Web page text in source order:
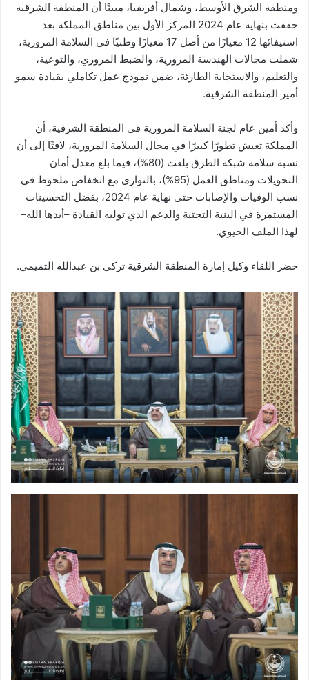
ومنطقة الشرق الأوسط، وشمال أفريقيا، مبينًا أن المنطقة الشرقية
حققت بنهاية عام 2024 المركز الأول بين مناطق المملكة بعد
استيفائها 12 معيارًا من أصل 17 معيارًا وطنيًا في السلامة المرورية،
شملت مجالات الهندسة المرورية، والضبط المروري، والتوعية،
والتعليم، والاستجابة الطارئة، ضمن نموذج عمل تكاملي بقيادة سمو
أمير المنطقة الشرقية.
وأكد أمين عام لجنة السلامة المرورية في المنطقة الشرقية، أن
المملكة تعيش تطورًا كبيرًا في مجال السلامة المرورية، لافتًا إلى أن
نسبة سلامة شبكة الطرق بلغت (80%)، فيما بلغ معدل أمان
التحويلات ومناطق العمل (95%)، بالتوازي مع انخفاض ملحوظ في
نسب الوفيات والإصابات حتى نهاية عام 2024، بفضل التحسينات
المستمرة في البنية التحتية والدعم الذي توليه القيادة –أيدها الله–
لهذا الملف الحيوي.
حضر اللقاء وكيل إمارة المنطقة الشرقية تركي بن عبدالله التميمي.